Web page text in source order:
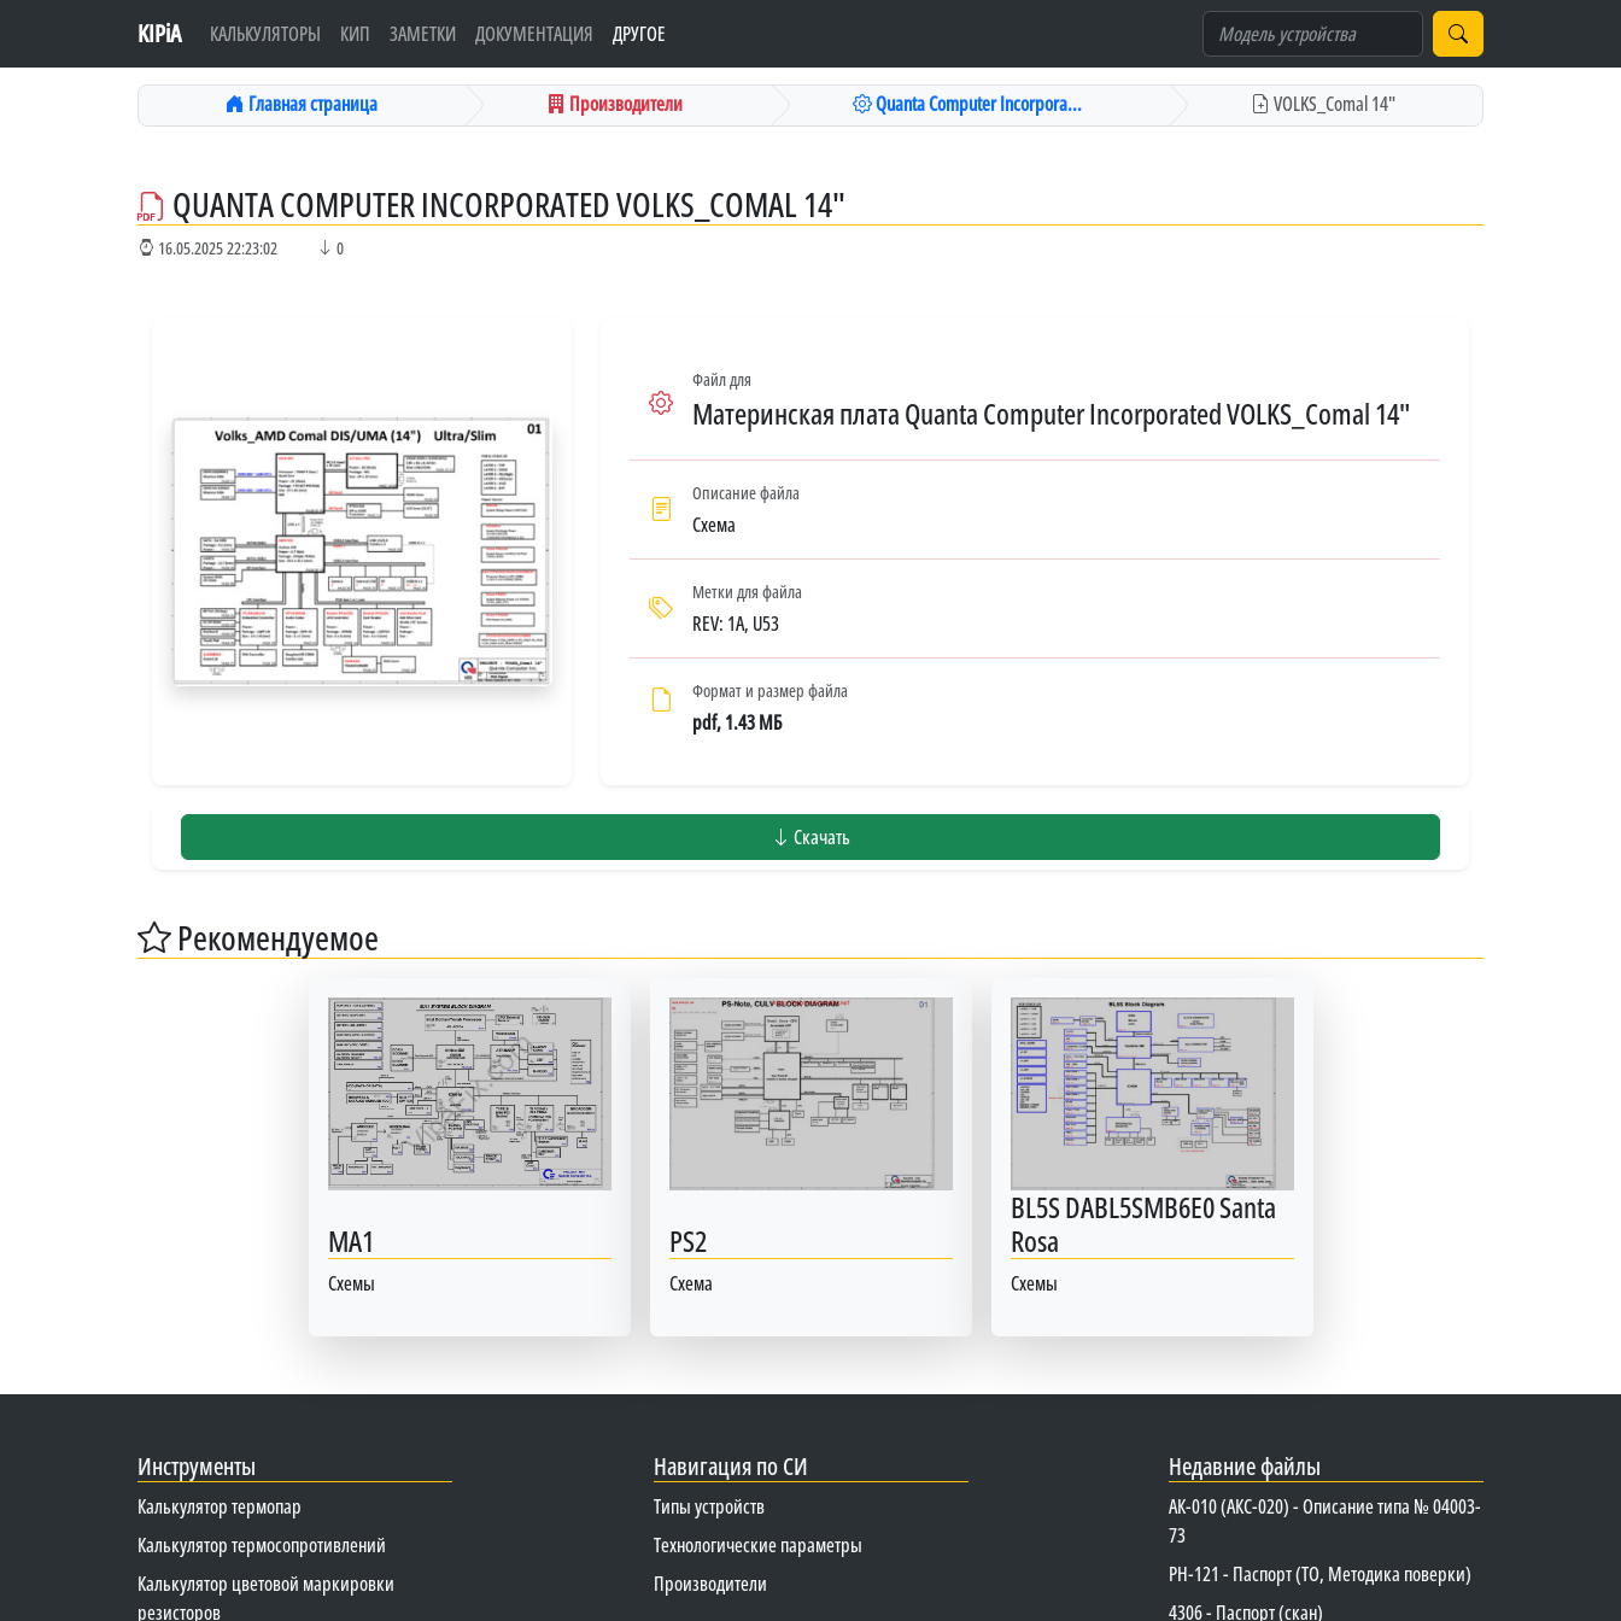
KIPiA КАЛЬКУЛЯТОРЫ КИП ЗАМЕТКИ ДОКУМЕНТАЦИЯ ДРУГОЕ
Главная страница Производители Quanta Computer Incorpora... VOLKS_Comal 14"
QUANTA COMPUTER INCORPORATED VOLKS_COMAL 14"
16.05.2025 22:23:02 0
Файл для
Материнская плата Quanta Computer Incorporated VOLKS_Comal 14"
Описание файла
Схема
Метки для файла
REV: 1A, U53
Формат и размер файла
pdf, 1.43 МБ
Скачать
Рекомендуемое
MA1
Схемы
PS2
Схема
BL5S DABL5SMB6E0 Santa
Rosa
Схемы
Инструменты
Калькулятор термопар
Калькулятор термосопротивлений
Калькулятор цветовой маркировки
резисторов
Навигация по СИ
Типы устройств
Технологические параметры
Производители
Недавние файлы
АК-010 (АКС-020) - Описание типа № 04003-
73
PH-121 - Паспорт (ТО, Методика поверки)
4306 - Паспорт (скан)